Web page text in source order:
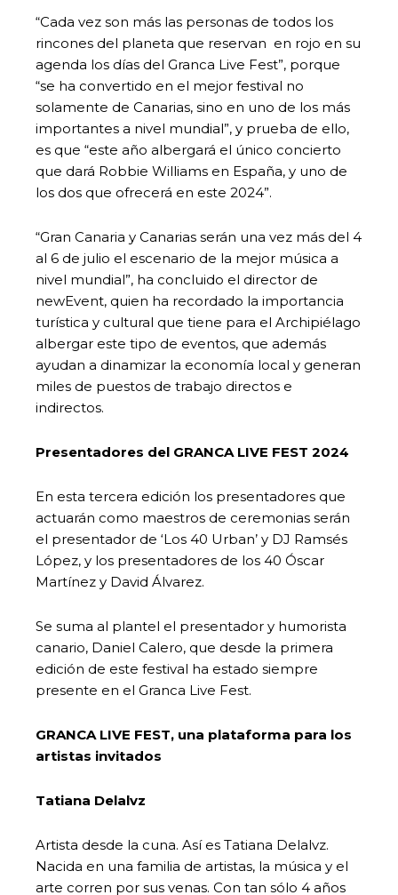
“Cada vez son más las personas de todos los
rincones del planeta que reservan en rojo en su
agenda los días del Granca Live Fest”, porque
“se ha convertido en el mejor festival no
solamente de Canarias, sino en uno de los más
importantes a nivel mundial”, y prueba de ello,
es que “este año albergará el único concierto
que dará Robbie Williams en España, y uno de
los dos que ofrecerá en este 2024”.
“Gran Canaria y Canarias serán una vez más del 4
al 6 de julio el escenario de la mejor música a
nivel mundial”, ha concluido el director de
newEvent, quien ha recordado la importancia
turística y cultural que tiene para el Archipiélago
albergar este tipo de eventos, que además
ayudan a dinamizar la economía local y generan
miles de puestos de trabajo directos e
indirectos.
Presentadores del GRANCA LIVE FEST 2024
En esta tercera edición los presentadores que
actuarán como maestros de ceremonias serán
el presentador de ‘Los 40 Urban’ y DJ Ramsés
López, y los presentadores de los 40 Óscar
Martínez y David Álvarez.
Se suma al plantel el presentador y humorista
canario, Daniel Calero, que desde la primera
edición de este festival ha estado siempre
presente en el Granca Live Fest.
GRANCA LIVE FEST, una plataforma para los
artistas invitados
Tatiana Delalvz
Artista desde la cuna. Así es Tatiana Delalvz.
Nacida en una familia de artistas, la música y el
arte corren por sus venas. Con tan sólo 4 años